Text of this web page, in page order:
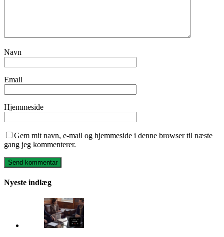
Navn
Email
Hjemmeside
Gem mit navn, e-mail og hjemmeside i denne browser til næste
gang jeg kommenterer.
Nyeste indlæg